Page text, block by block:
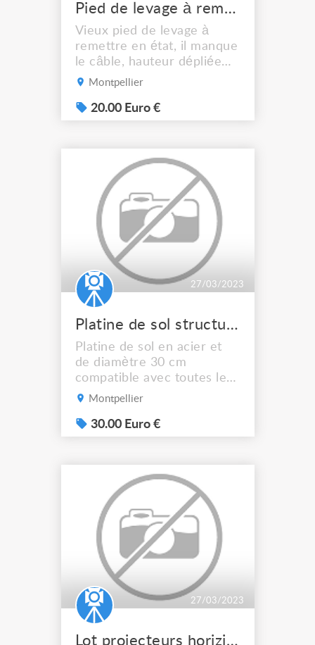
Pied de levage à remettre en état
Vieux pied de levage à
remettre en état, il manque
le câble, hauteur dépliée
3.00 à 3.50 estimé, pas
Montpellier
20.00 Euro €
27/03/2023
Platine de sol structure 290 ASDprolyteetc
Platine de sol en acier et
de diamètre 30 cm
compatible avec toutes les
structures sceniques en
Vendu sans les demi-
manchons qui eux sont
de structures. ASD,
PROLYTE, MILOS,
QUICKTRUSS,
MOBILTRUSS, Etc, 30€
unitaire, pas d'envoi
Montpellier
30.00 Euro €
27/03/2023
Lot projecteurs horiziodes cycliodes